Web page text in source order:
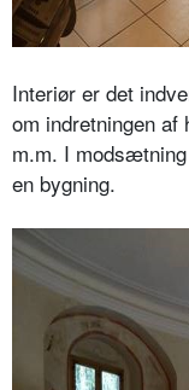
Interiør er det
om indretningen af
m.m. I
en bygning.